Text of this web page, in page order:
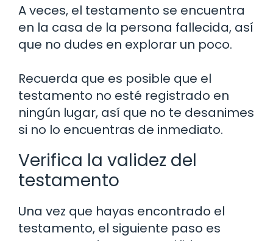
A veces, el testamento se encuentra
en la casa de la persona fallecida, así
que no dudes en explorar un poco.
Recuerda que es posible que el
testamento no esté registrado en
ningún lugar, así que no te desanimes
si no lo encuentras de inmediato.
Verifica la validez del
testamento
Una vez que hayas encontrado el
testamento, el siguiente paso es